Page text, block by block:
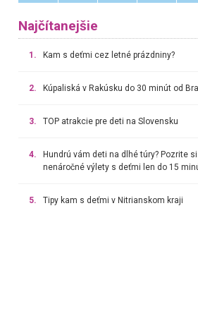
Najčítanejšie
1. Kam s deťmi cez letné prázdniny?
2. Kúpaliská v Rakúsku do 30 minút od
3. TOP atrakcie pre deti na Slovensku
4.
Hundrú vám deti na dlhé túry? Pozrite
nenáročné výlety s deťmi len do 15
5. Tipy kam s deťmi v Nitrianskom kraji